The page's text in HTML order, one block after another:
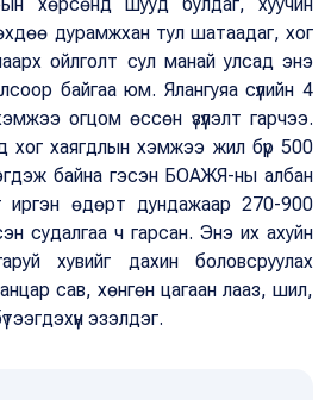
дурамжхан тул шатаадаг, хог
ойлголт сул манай улсад энэ
байгаа юм. Ялангуяа сүүлийн 4
огцом өссөн үзүүлэлт гарчээ.
хаягдлын хэмжээ жил бүр 500
байна гэсэн БОАЖЯ-ны албан
өдөрт дундажаар 270-900
судалгаа ч гарсан. Энэ их ахуйн
хувийг дахин боловсруулах
сав, хөнгөн цагаан лааз, шил,
эзэлдэг.